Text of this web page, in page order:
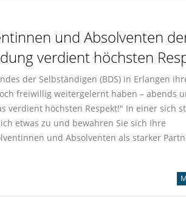
und Absolventen
verdient höchsten
der Selbständigen (BDS) in Erlangen
freiwillig weitergelernt haben – abends
verdient höchsten Respekt!" In einer sich
etwas zu und bewahren Sie sich Ihre
und Absolventen als starker